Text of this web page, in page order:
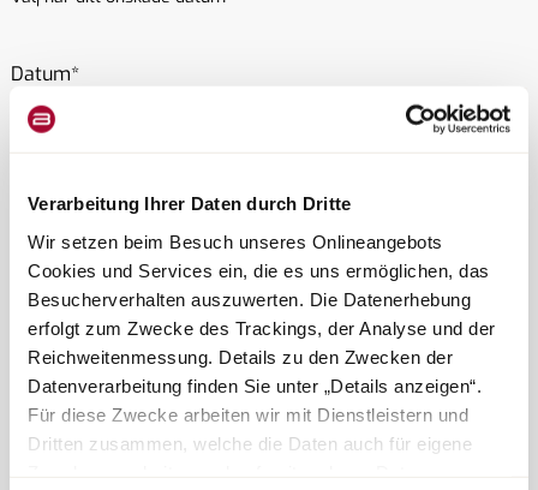
Verarbeitung Ihrer Daten durch Dritte
Wir setzen beim Besuch unseres Onlineangebots
Cookies und Services ein, die es uns ermöglichen, das
Besucherverhalten auszuwerten. Die Datenerhebung
erfolgt zum Zwecke des Trackings, der Analyse und der
Reichweitenmessung. Details zu den Zwecken der
Datenverarbeitung finden Sie unter „Details anzeigen“.
Für diese Zwecke arbeiten wir mit Dienstleistern und
Dritten zusammen, welche die Daten auch für eigene
Datum
Tid på dagen
Välj här en återförsäljare nära dig